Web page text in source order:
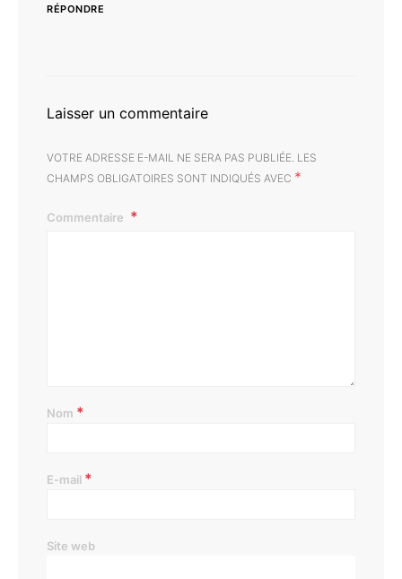
RÉPONDRE
Laisser un commentaire
VOTRE ADRESSE E-MAIL NE SERA PAS PUBLIÉE. LES
CHAMPS OBLIGATOIRES SONT INDIQUÉS AVEC *
Commentaire
Nom *
E-mail *
Site web